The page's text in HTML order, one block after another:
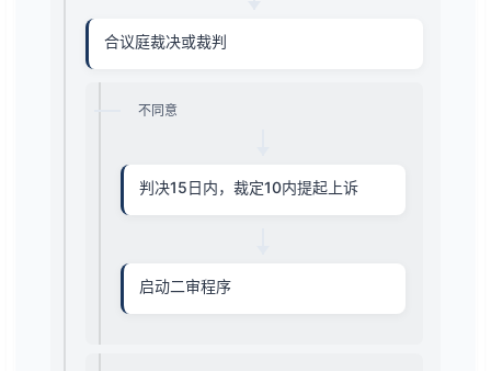
合议庭裁决或裁判
不同意
判决15日内，裁定10内提起上诉
启动二审程序